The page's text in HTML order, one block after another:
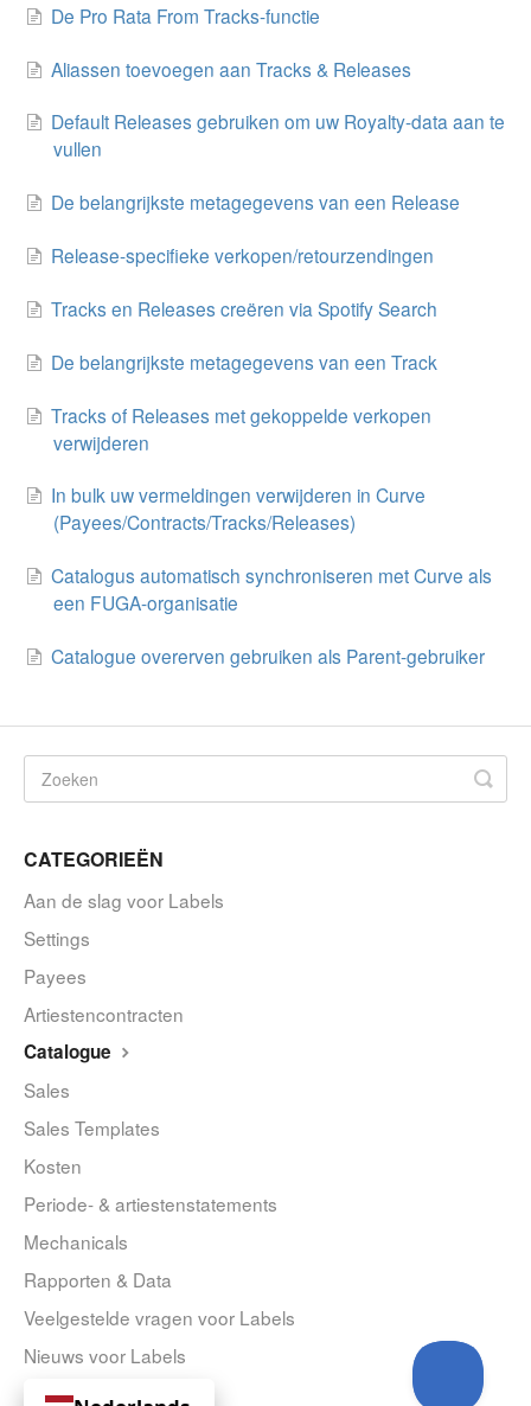
De Pro Rata From Tracks-functie
Aliassen toevoegen aan Tracks & Releases
Default Releases gebruiken om uw Royalty-data aan te
vullen
De belangrijkste metagegevens van een Release
Release-specifieke verkopen/retourzendingen
Tracks en Releases creëren via Spotify Search
De belangrijkste metagegevens van een Track
Tracks of Releases met gekoppelde verkopen
verwijderen
In bulk uw vermeldingen verwijderen in Curve
(Payees/Contracts/Tracks/Releases)
Catalogus automatisch synchroniseren met Curve als
een FUGA-organisatie
Catalogue overerven gebruiken als Parent-gebruiker
CATEGORIEËN
Aan de slag voor Labels
Settings
Payees
Artiestencontracten
Catalogue
Sales
Sales Templates
Kosten
Periode- & artiestenstatements
Mechanicals
Rapporten & Data
Veelgestelde vragen voor Labels
Nieuws voor Labels